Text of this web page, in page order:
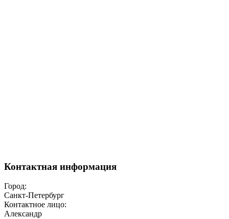
Контактная информация
Город:
Санкт-Петербург
Контактное лицо:
Александр